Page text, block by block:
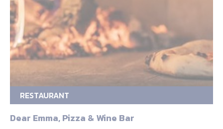
RESTAURANT
Dear Emma, Pizza & Wine Bar